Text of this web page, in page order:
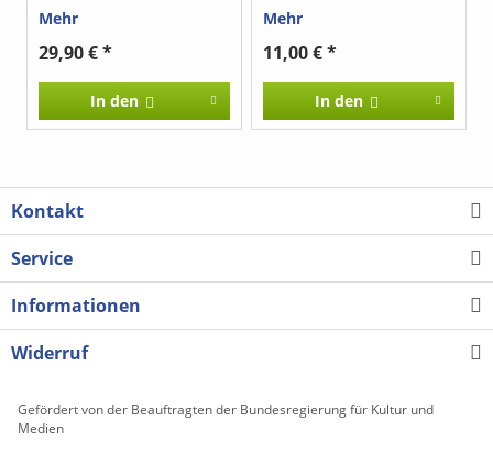
Mehr
29,90 € *
In den
Mehr
11,00 € *
In den
Kontakt
Service
Informationen
Widerruf
Gefördert von der Beauftragten der Bundesregierung für Kultur und
Medien